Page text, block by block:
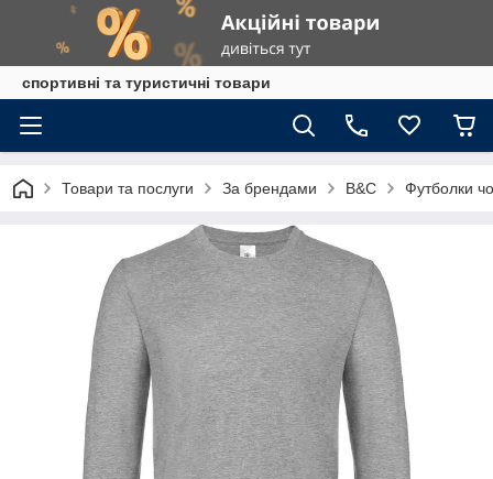
спортивні та туристичні товари
Товари та послуги За брендами B&C Футболки